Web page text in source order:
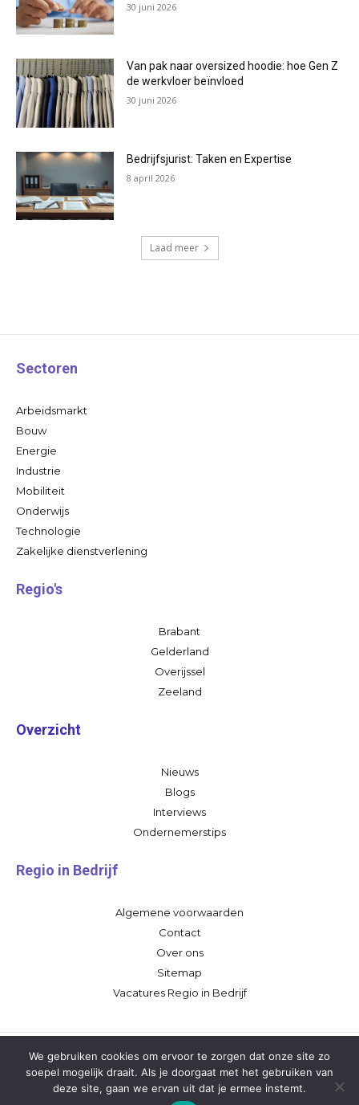
30 juni 2026
Van pak naar oversized hoodie: hoe Gen Z
de werkvloer beïnvloed
30 juni 2026
Bedrijfsjurist: Taken en Expertise
8 april 2026
Laad meer
Sectoren
Arbeidsmarkt
Bouw
Energie
Industrie
Mobiliteit
Onderwijs
Technologie
Zakelijke dienstverlening
Regio's
Brabant
Gelderland
Overijssel
Zeeland
Overzicht
Nieuws
Blogs
Interviews
Ondernemerstips
Regio in Bedrijf
Algemene voorwaarden
Contact
Over ons
Sitemap
Vacatures Regio in Bedrijf
We gebruiken cookies om ervoor te zorgen dat onze site zo
soepel mogelijk draait. Als je doorgaat met het gebruiken van
deze site, gaan we ervan uit dat je ermee instemt.